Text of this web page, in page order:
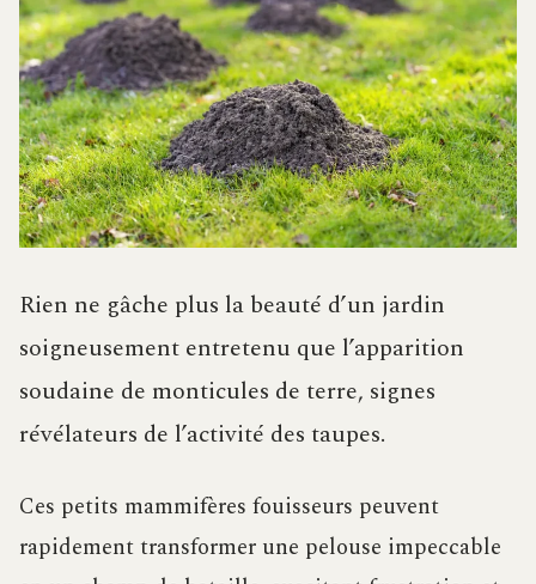
Rien ne gâche plus la beauté d’un jardin
soigneusement entretenu que l’apparition
soudaine de monticules de terre, signes
révélateurs de l’activité des taupes.
Ces petits mammifères fouisseurs peuvent
rapidement transformer une pelouse impeccable